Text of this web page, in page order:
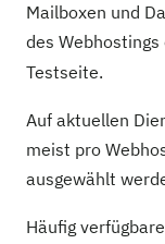
Mailboxen und
des
Testseite.
Auf aktuellen
meist pro
ausgewählt
Häufig